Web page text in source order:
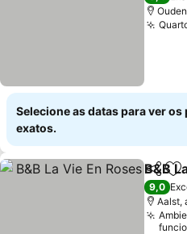
Selecione as datas para ver os
exatos.
B&B
9,0
Aalst,